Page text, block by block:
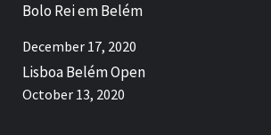
Bolo Rei em Belém
December 17, 2020
Lisboa Belém Open
October 13, 2020